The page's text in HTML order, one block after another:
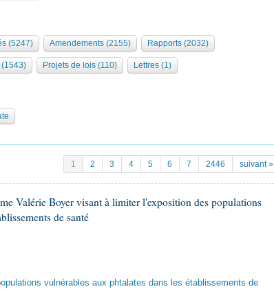
(5247) Amendements (2155) Rapports (2032)
Projets de lois (110) Lettres (1)
1 2 3 4 5 6 7 2446 suivant »
Valérie Boyer visant à limiter l'exposition des populations
de santé
vulnérables aux phtalates dans les établissements de